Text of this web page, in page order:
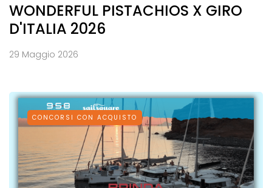
WONDERFUL PISTACHIOS X GIRO
D'ITALIA 2026
29 Maggio 2026
CONCORSI CON ACQUISTO